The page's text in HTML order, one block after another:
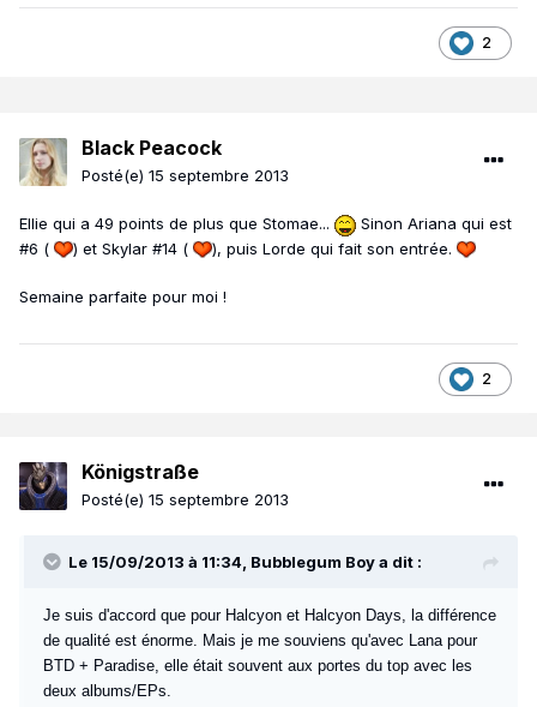
2
Black Peacock
Posté(e) 15 septembre 2013
Ellie qui a 49 points de plus que Stomae...
Sinon Ariana qui est
#6 (
) et Skylar #14 ( ), puis Lorde qui fait son entrée.
Semaine parfaite pour moi !
2
Königstraße
Posté(e) 15 septembre 2013
Le 15/09/2013 à 11:34, Bubblegum Boy a dit :
Je suis d'accord que pour Halcyon et Halcyon Days, la différence
de qualité est énorme. Mais je me souviens qu'avec Lana pour
BTD + Paradise, elle était souvent aux portes du top avec les
deux albums/EPs.